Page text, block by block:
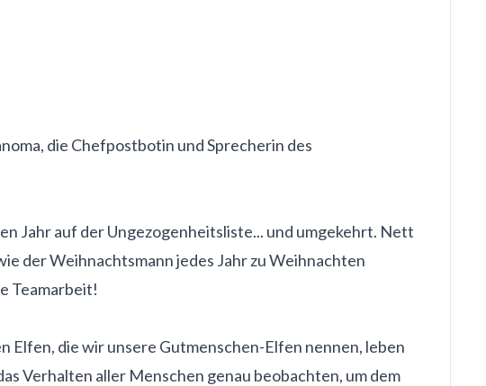
die Chefpostbotin und Sprecherin des
Jahr auf der Ungezogenheitsliste... und umgekehrt. Nett
der Weihnachtsmann jedes Jahr zu Weihnachten
Teamarbeit!
Elfen, die wir unsere Gutmenschen-Elfen nennen, leben
Verhalten aller Menschen genau beobachten, um dem